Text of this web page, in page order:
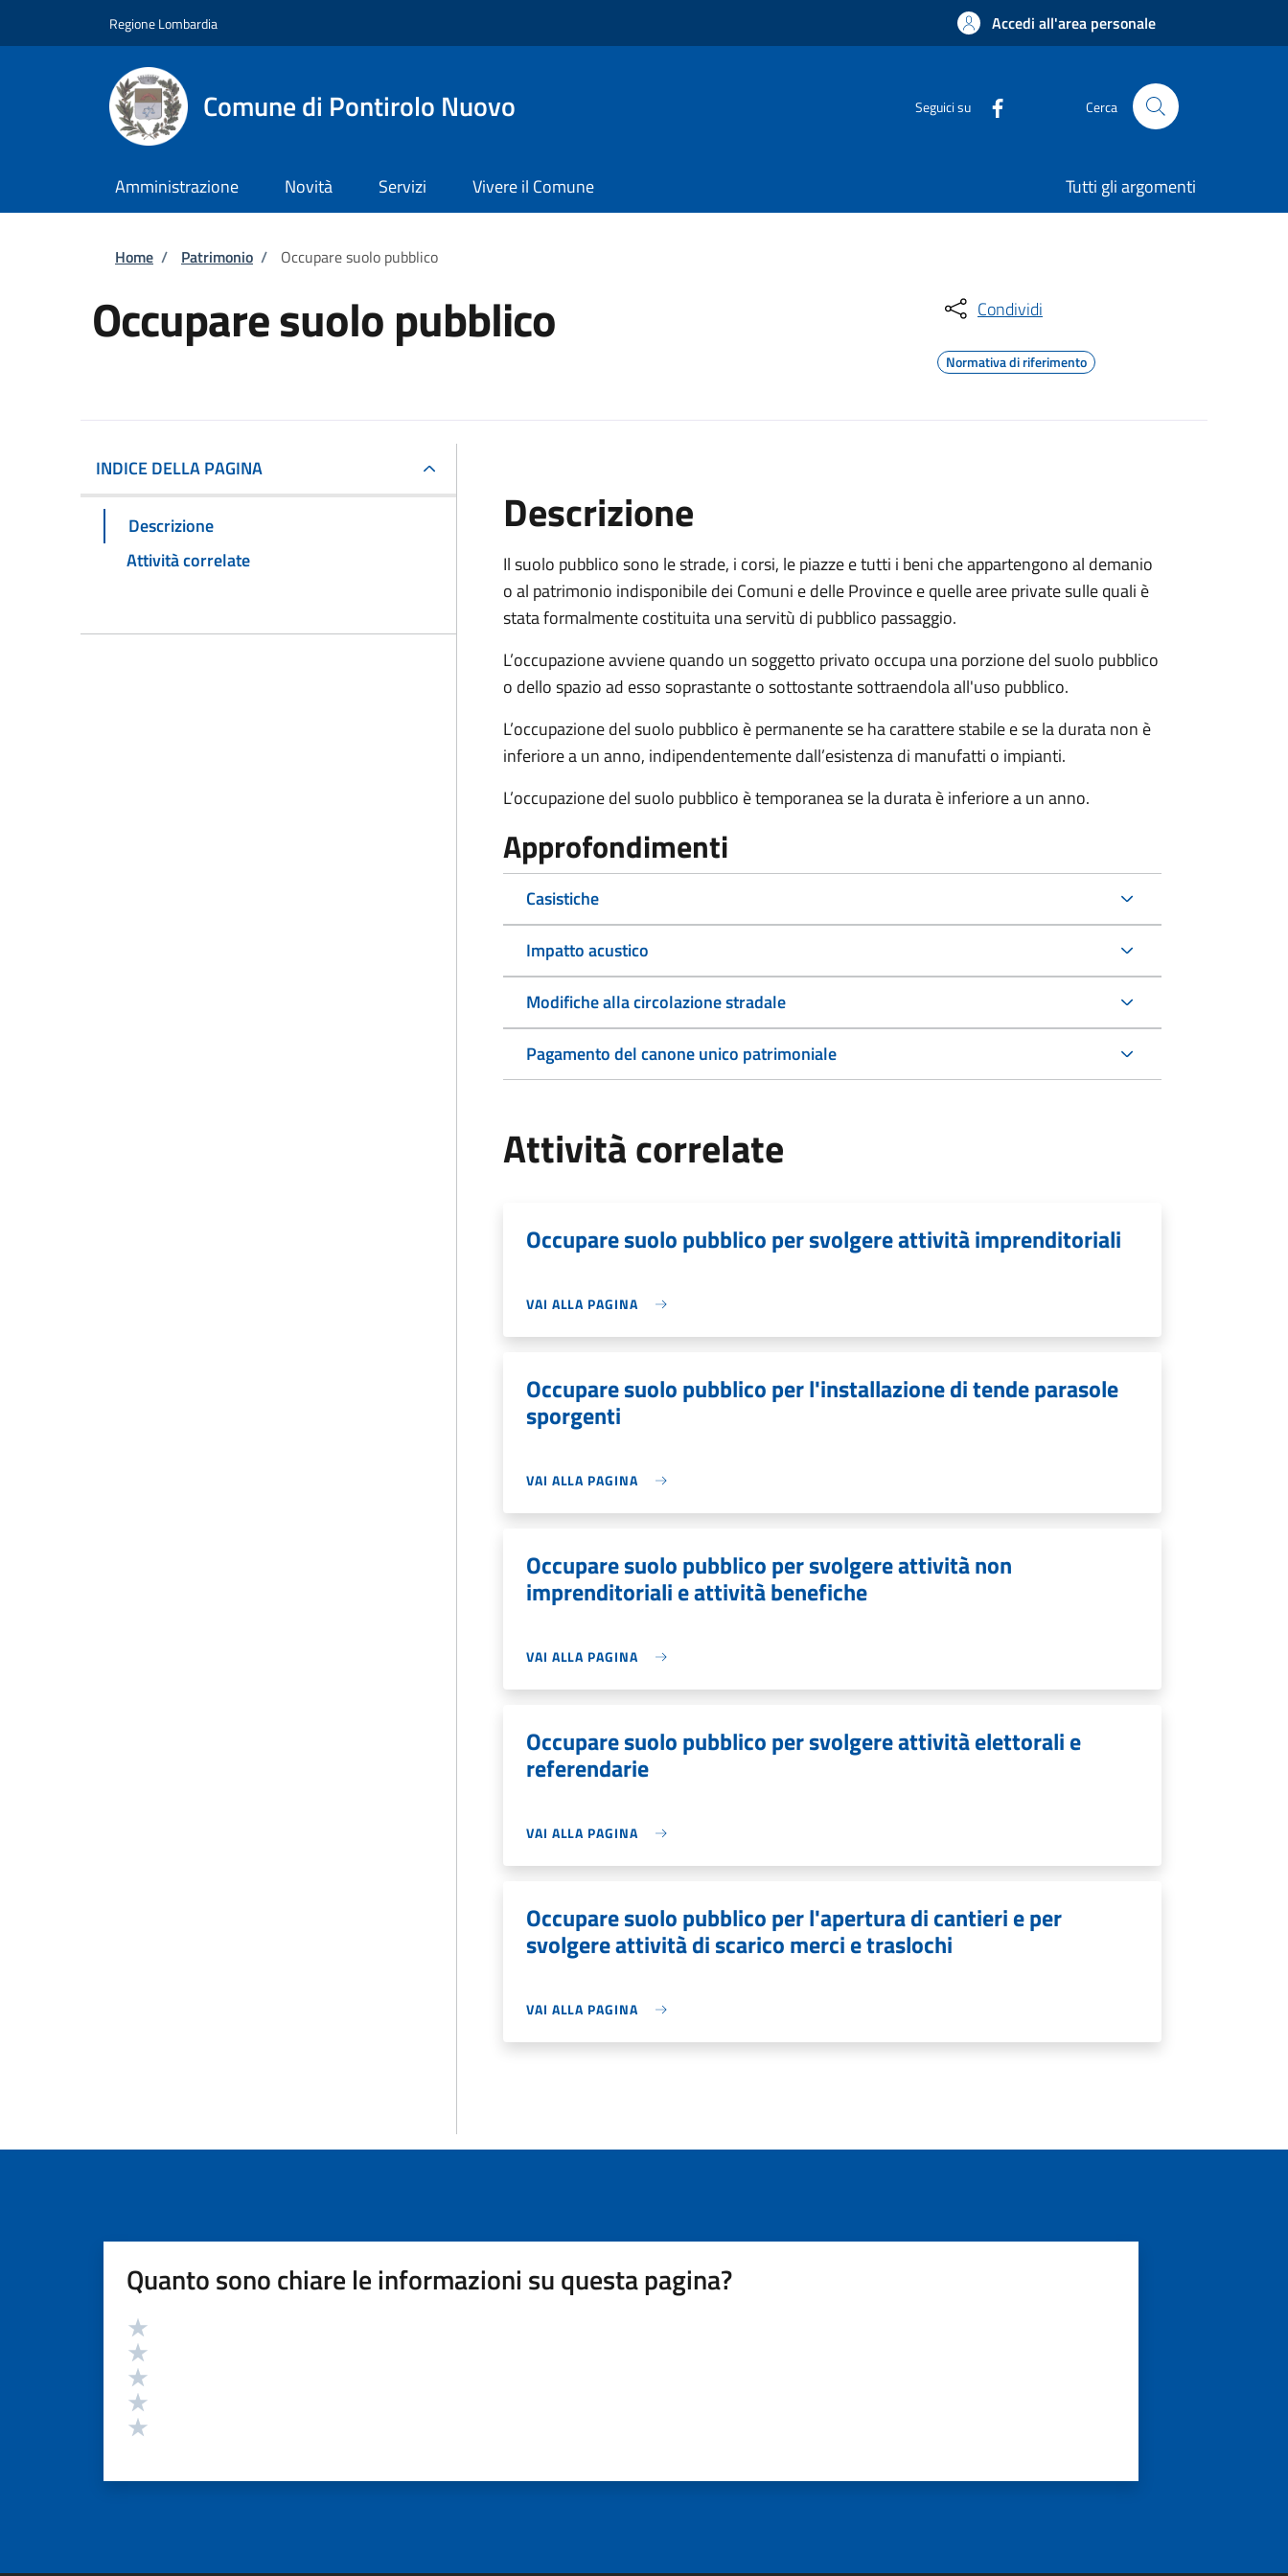
Regione Lombardia Accedi all'area personale
Comune di Pontirolo Nuovo Seguici su Cerca
Amministrazione Novità Servizi Vivere il Comune Tutti gli argomenti
Briciole di pane
Home / Patrimonio / Occupare suolo pubblico
Occupare suolo pubblico Condividi
Normativa di riferimento
INDICE DELLA PAGINA
Descrizione
Attività correlate
Descrizione
Il suolo pubblico sono le strade, i corsi, le piazze e tutti i beni che appartengono al demanio
o al patrimonio indisponibile dei Comuni e delle Province e quelle aree private sulle quali è
stata formalmente costituita una servitù di pubblico passaggio.
L’occupazione avviene quando un soggetto privato occupa una porzione del suolo pubblico
o dello spazio ad esso soprastante o sottostante sottraendola all'uso pubblico.
L’occupazione del suolo pubblico è permanente se ha carattere stabile e se la durata non è
inferiore a un anno, indipendentemente dall’esistenza di manufatti o impianti.
L’occupazione del suolo pubblico è temporanea se la durata è inferiore a un anno.
Approfondimenti
Casistiche
Impatto acustico
Modifiche alla circolazione stradale
Pagamento del canone unico patrimoniale
Attività correlate
Occupare suolo pubblico per svolgere attività imprenditoriali
VAI ALLA PAGINA
Occupare suolo pubblico per l'installazione di tende parasole
sporgenti
VAI ALLA PAGINA
Occupare suolo pubblico per svolgere attività non
imprenditoriali e attività benefiche
VAI ALLA PAGINA
Occupare suolo pubblico per svolgere attività elettorali e
referendarie
VAI ALLA PAGINA
Occupare suolo pubblico per l'apertura di cantieri e per
svolgere attività di scarico merci e traslochi
VAI ALLA PAGINA
Quanto sono chiare le informazioni su questa pagina?
Valutazione